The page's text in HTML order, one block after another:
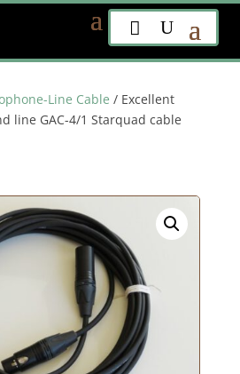
Line Cable / Excellent
line GAC-4/1 Starquad cable